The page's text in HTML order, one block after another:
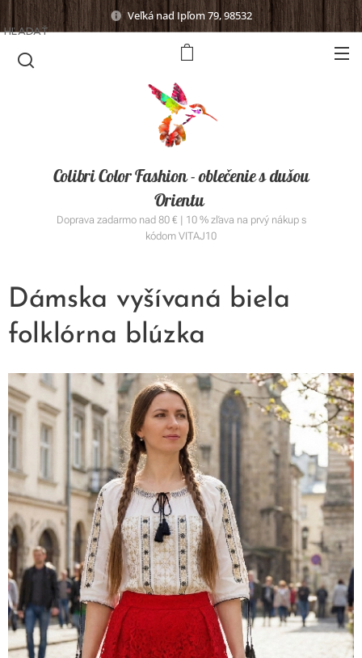
Veľká nad Ipľom 79, 98532
Colibri Color Fashion - oblečenie s dušou
Orientu
Doprava zadarmo nad 80 € | 10 % zľava na prvý nákup s
kódom VITAJ10
HĽADAŤ
Dámska vyšívaná biela
folklórna blúzka